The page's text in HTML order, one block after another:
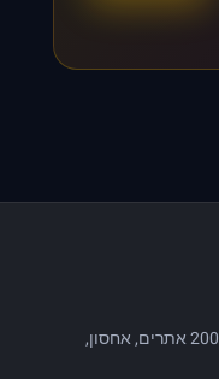
בונים נוכחות דיגיטלית מנצחת משנת 2006 אתרים, אחסון,